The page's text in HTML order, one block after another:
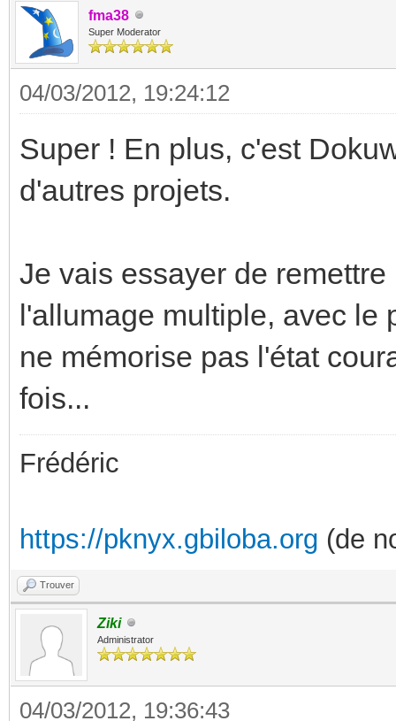
fma38
Super Moderator
04/03/2012, 19:24:12
Super ! En plus, c'est
d'autres projets.
Je vais essayer de
l'allumage multiple, avec le
ne mémorise pas l'état
fois...
Frédéric
https://pknyx.gbiloba.org (de
Trouver
Ziki
Administrator
04/03/2012, 19:36:43